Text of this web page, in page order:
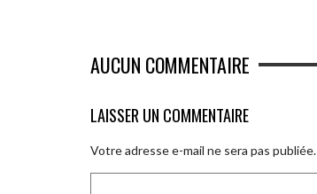
AUCUN COMMENTAIRE
LAISSER UN COMMENTAIRE
Votre adresse e-mail ne sera pas publiée.